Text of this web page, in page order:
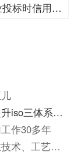
标时信用等
iso三体系认
人对质量的
300字)
作30多年
术、工艺、